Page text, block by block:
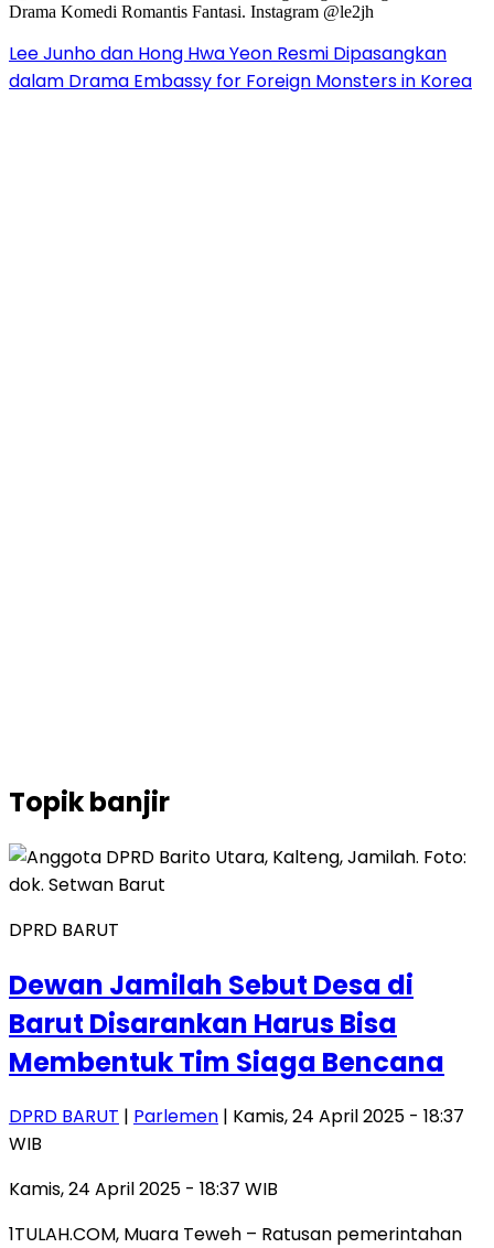
Lee Junho dan Hong Hwa Yeon Resmi Dipasangkan
dalam Drama Embassy for Foreign Monsters in Korea
Topikbanjir
DPRD BARUT
Dewan Jamilah Sebut Desa di
Barut Disarankan Harus Bisa
Membentuk Tim Siaga Bencana
DPRD BARUT | Parlemen | Kamis, 24 April 2025 - 18:37
WIB
Kamis, 24 April 2025 - 18:37 WIB
1TULAH.COM, Muara Teweh – Ratusan pemerintahan